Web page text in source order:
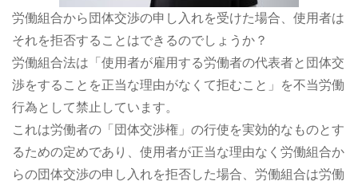
労働組合から団体交渉の申し入れを受けた場合、使用者は
それを拒否することはできるのでしょうか？
労働組合法は「使用者が雇用する労働者の代表者と団体交
渉をすることを正当な理由がなくて拒むこと」を不当労働
行為として禁止しています。
これは労働者の「団体交渉権」の行使を実効的なものとす
るための定めであり、使用者が正当な理由なく労働組合か
らの団体交渉の申し入れを拒否した場合、労働組合は労働